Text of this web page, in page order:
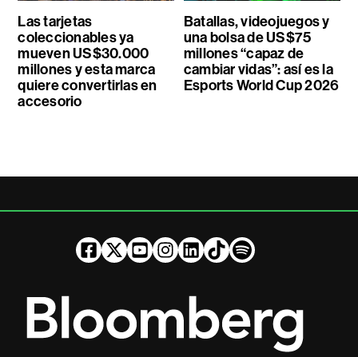
Las tarjetas
coleccionables ya
mueven US$30.000
millones y esta marca
quiere convertirlas en
accesorio
Batallas, videojuegos y
una bolsa de US$75
millones “capaz de
cambiar vidas”: así es la
Esports World Cup 2026